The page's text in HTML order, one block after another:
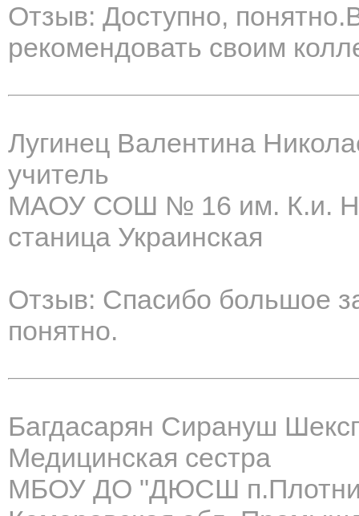
Отзыв: Доступно,
рекомендовать своим
Лугинец Валентина
учитель
МАОУ СОШ № 16 им. К.и.
станица Украинская
Отзыв: Спасибо большое
понятно.
Багдасарян Сирануш
Медицинская сестра
МБОУ ДО "ДЮСШ